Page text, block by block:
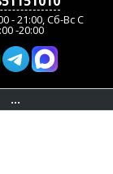
- 21:00, Сб-Вс С
-20:00
...